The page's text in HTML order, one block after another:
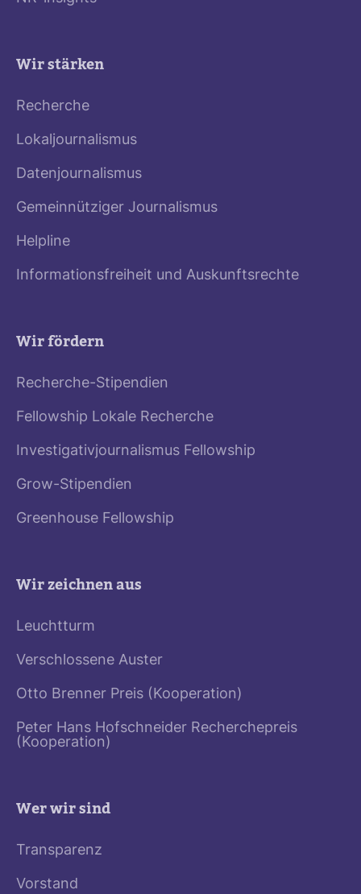
Wir stärken
Recherche
Lokaljournalismus
Datenjournalismus
Gemeinnütziger Journalismus
Helpline
Informationsfreiheit und Auskunftsrechte
Wir fördern
Recherche-Stipendien
Fellowship Lokale Recherche
Investigativjournalismus Fellowship
Grow-Stipendien
Greenhouse Fellowship
Wir zeichnen aus
Leuchtturm
Verschlossene Auster
Otto Brenner Preis (Kooperation)
Peter Hans Hofschneider Recherchepreis
(Kooperation)
Wer wir sind
Transparenz
Vorstand